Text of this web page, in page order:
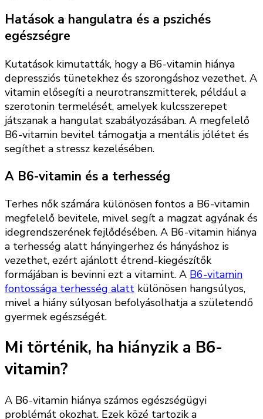
Hatások a hangulatra és a pszichés
egészségre
Kutatások kimutatták, hogy a B6-vitamin hiánya
depressziós tünetekhez és szorongáshoz vezethet. A
vitamin elősegíti a neurotranszmitterek, például a
szerotonin termelését, amelyek kulcsszerepet
játszanak a hangulat szabályozásában. A megfelelő
B6-vitamin bevitel támogatja a mentális jólétet és
segíthet a stressz kezelésében.
A B6-vitamin és a terhesség
Terhes nők számára különösen fontos a B6-vitamin
megfelelő bevitele, mivel segít a magzat agyának és
idegrendszerének fejlődésében. A B6-vitamin hiánya
a terhesség alatt hányingerhez és hányáshoz is
vezethet, ezért ajánlott étrend-kiegészítők
formájában is bevinni ezt a vitamint. A B6-vitamin
fontossága terhesség alatt különösen hangsúlyos,
mivel a hiány súlyosan befolyásolhatja a születendő
gyermek egészségét.
Mi történik, ha hiányzik a B6-
vitamin?
A B6-vitamin hiánya számos egészségügyi
problémát okozhat. Ezek közé tartozik a